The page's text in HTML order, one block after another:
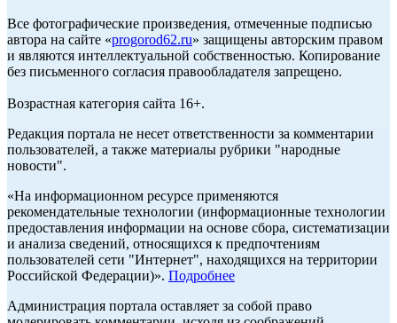
Все фотографические произведения, отмеченные подписью
автора на сайте «progorod62.ru» защищены авторским правом
и являются интеллектуальной собственностью. Копирование
без письменного согласия правообладателя запрещено.
Возрастная категория сайта 16+.
Редакция портала не несет ответственности за комментарии
пользователей, а также материалы рубрики "народные
новости".
«На информационном ресурсе применяются
рекомендательные технологии (информационные технологии
предоставления информации на основе сбора, систематизации
и анализа сведений, относящихся к предпочтениям
пользователей сети "Интернет", находящихся на территории
Российской Федерации)». Подробнее
Администрация портала оставляет за собой право